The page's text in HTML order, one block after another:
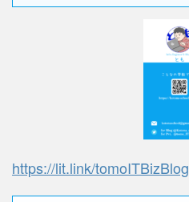
https://lit.link/tomoITBizBlog